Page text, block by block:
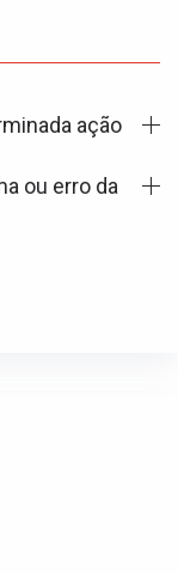
ação
ou erro da